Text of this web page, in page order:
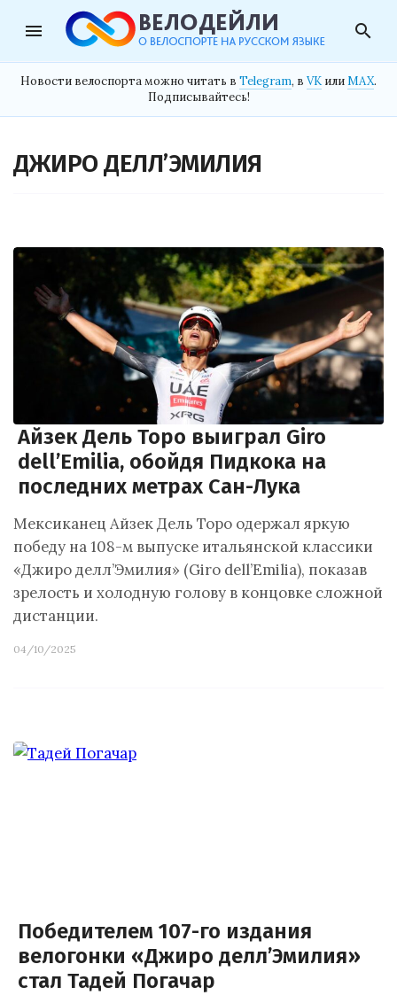
menu search
Новости велоспорта можно читать в Telegram, в VK илиMAX.
Подписывайтесь!
ДЖИРО ДЕЛЛ’ЭМИЛИЯ
Айзек Дель Торо выиграл Giro
dell’Emilia, обойдя Пидкока на
последних метрах Сан-Лука
Мексиканец Айзек Дель Торо одержал яркую
победу на 108-м выпуске итальянской классики
«Джиро делл’Эмилия» (Giro dell’Emilia), показав
зрелость и холодную голову в концовке сложной
дистанции.
04/10/2025
Победителем 107-го издания
велогонки «Джиро делл’Эмилия»
стал Тадей Погачар